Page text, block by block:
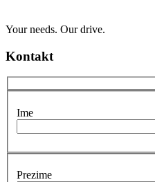
Your needs. Our drive.
Kontakt
Ime
Prezime